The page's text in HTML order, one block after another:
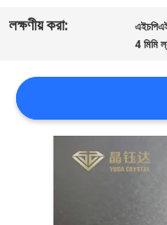
খবর
মামলা
লক্ষণীয় করা:
4 মিমি